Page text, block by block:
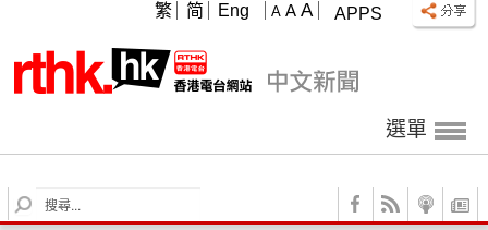
APPS
A A A
繁 简 Eng
選單
S
e